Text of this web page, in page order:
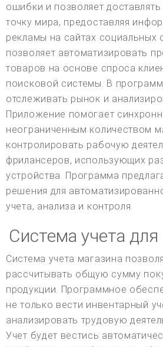
ошибки и позволяет
точку мира, предоставляя
рекламы на сайтах социальных
позволяет автоматизировать
товаров на основе спроса
поисковой системы. В
отслеживать рынок и
Приложение помогает
неограниченным количеством
контролировать рабочую
фрилансеров, использующих
устройства. Программа
решения для
учета, анализа и контроля.
Система учета для
Система учета магазина
рассчитывать общую сумму
продукции. Программное
не только вести инвентарный
анализировать трудовую
Учет будет вестись